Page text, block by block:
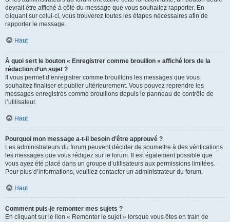
devrait être affiché à côté du message que vous souhaitez rapporter. En
cliquant sur celui-ci, vous trouverez toutes les étapes nécessaires afin de
rapporter le message.
Haut
À quoi sert le bouton « Enregistrer comme brouillon » affiché lors de la
rédaction d’un sujet ?
Il vous permet d’enregistrer comme brouillons les messages que vous
souhaitez finaliser et publier ultérieurement. Vous pouvez reprendre les
messages enregistrés comme brouillons depuis le panneau de contrôle de
l’utilisateur.
Haut
Pourquoi mon message a-t-il besoin d’être approuvé ?
Les administrateurs du forum peuvent décider de soumettre à des vérifications
les messages que vous rédigez sur le forum. Il est également possible que
vous ayez été placé dans un groupe d’utilisateurs aux permissions limitées.
Pour plus d’informations, veuillez contacter un administrateur du forum.
Haut
Comment puis-je remonter mes sujets ?
En cliquant sur le lien « Remonter le sujet » lorsque vous êtes en train de